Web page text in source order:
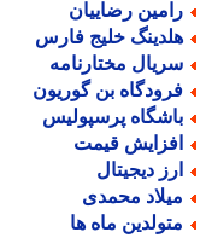
رضاییان
خلیج فارس
مختارنامه
بن گوریون
پرسپولیس
قیمت
دیجیتال
محمدی
ماه ها